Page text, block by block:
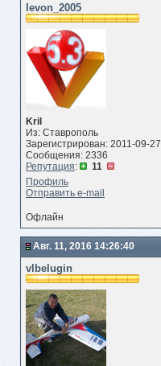
levon_2005
Kril
Из: Ставрополь
Зарегистрирован: 2011-09-27
Сообщения: 2336
Репутация:
11
Профиль
Отправить e-mail
Офлайн
Авг. 11, 2016 14:26:40
vlbelugin